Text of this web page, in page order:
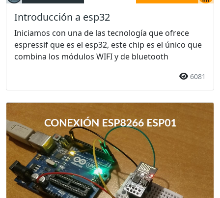
Introducción a esp32
Iniciamos con una de las tecnología que ofrece
espressif que es el esp32, este chip es el único que
combina los módulos WIFI y de bluetooth
6081